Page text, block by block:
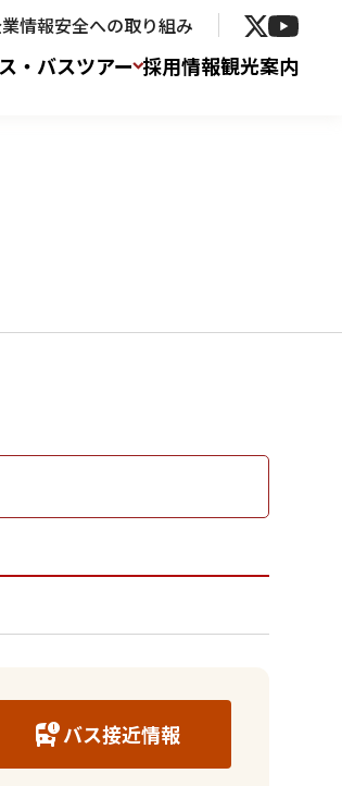
・バスツアー 採用情報観光案内
情報安全への取り組み
バス接近情報